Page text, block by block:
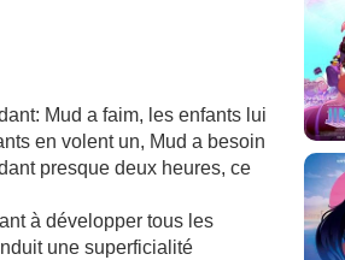
Mud a faim, les enfants lui
en volent un, Mud a besoin
presque deux heures, ce
à développer tous les
une superficialité